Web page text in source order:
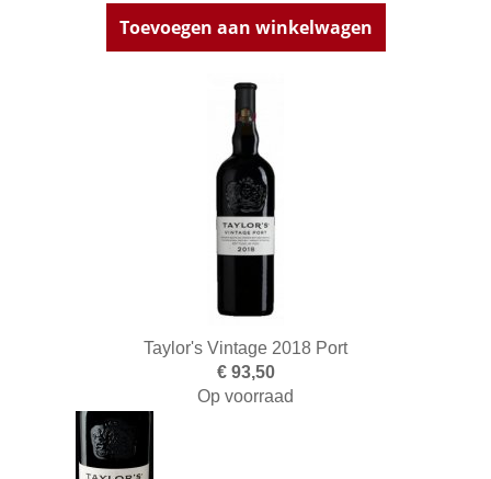
Toevoegen aan winkelwagen
Taylor's Vintage 2018 Port
€ 93,50
Op voorraad